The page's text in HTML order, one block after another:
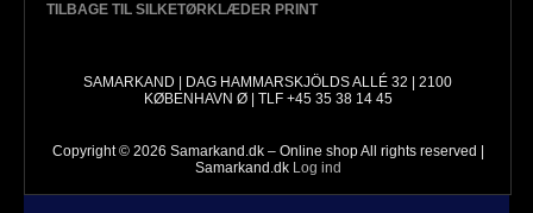
TILBAGE TIL SILKETØRKLÆDER PRINT
SAMARKAND | DAG HAMMARSKJÖLDS ALLÉ 32 | 2100
KØBENHAVN Ø | TLF +45 35 38 14 45
Copyright © 2026 Samarkand.dk – Online shop All rights reserved |
Samarkand.dk Log ind